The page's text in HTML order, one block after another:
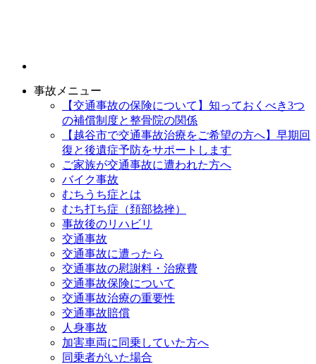
事故メニュー
【交通事故の保険について】知っておくべき3つ
の補償制度と整骨院の関係
【越谷市で交通事故治療をご希望の方へ】早期回
復と後遺症予防をサポートします
ご家族が交通事故に遭われた方へ
バイク事故
むちうち症とは
むち打ち症（頚部捻挫）
事故後のリハビリ
交通事故
交通事故に遭ったら
交通事故の慰謝料・治療費
交通事故保険について
交通事故治療の重要性
交通事故賠償
人身事故
加害車両に同乗していた方へ
同乗者がいた場合